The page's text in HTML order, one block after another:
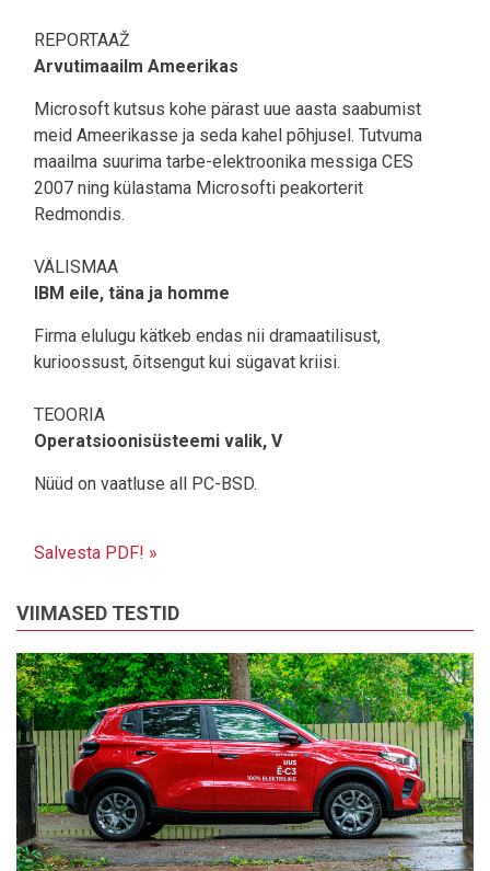
REPORTAAŽ
Arvutimaailm Ameerikas
Microsoft kutsus kohe pärast uue aasta saabumist
meid Ameerikasse ja seda kahel põhjusel. Tutvuma
maailma suurima tarbe-elektroonika messiga CES
2007 ning külastama Microsofti peakorterit
Redmondis.
VÄLISMAA
IBM eile, täna ja homme
Firma elulugu kätkeb endas nii dramaatilisust,
kurioossust, õitsengut kui sügavat kriisi.
TEOORIA
Operatsioonisüsteemi valik, V
Nüüd on vaatluse all PC-BSD.
Salvesta PDF! »
VIIMASED TESTID